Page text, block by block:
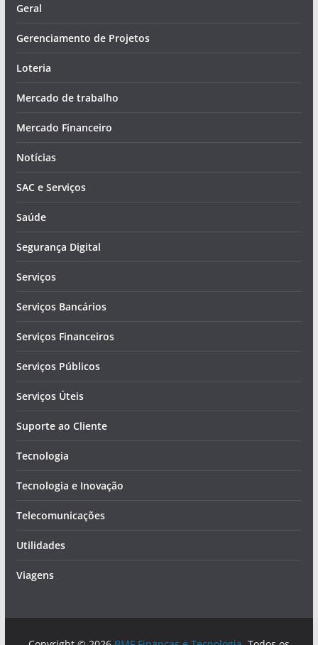
Geral
Gerenciamento de Projetos
Loteria
Mercado de trabalho
Mercado Financeiro
Notícias
SAC e Serviços
Saúde
Segurança Digital
Serviços
Serviços Bancários
Serviços Financeiros
Serviços Públicos
Serviços Úteis
Suporte ao Cliente
Tecnologia
Tecnologia e Inovação
Telecomunicações
Utilidades
Viagens